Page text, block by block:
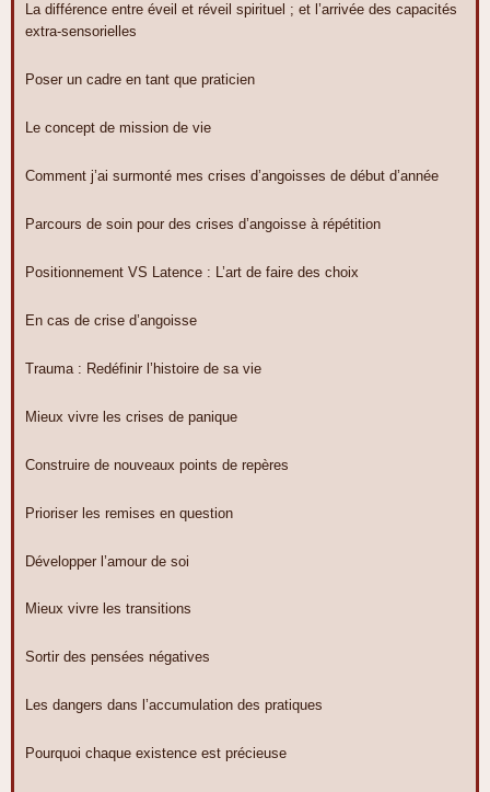
La différence entre éveil et réveil spirituel ; et l’arrivée des capacités
extra-sensorielles
Poser un cadre en tant que praticien
Le concept de mission de vie
Comment j’ai surmonté mes crises d’angoisses de début d’année
Parcours de soin pour des crises d’angoisse à répétition
Positionnement VS Latence : L’art de faire des choix
En cas de crise d’angoisse
Trauma : Redéfinir l’histoire de sa vie
Mieux vivre les crises de panique
Construire de nouveaux points de repères
Prioriser les remises en question
Développer l’amour de soi
Mieux vivre les transitions
Sortir des pensées négatives
Les dangers dans l’accumulation des pratiques
Pourquoi chaque existence est précieuse